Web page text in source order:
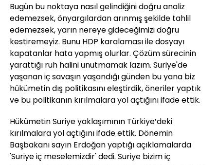
Bugün bu noktaya nasıl gelindiğini doğru analiz
edemezsek, önyargılardan arınmış şekilde tahlil
edemezsek, yarın nereye gideceğimizi doğru
kestiremeyiz. Bunu HDP karalaması ile dosyayı
kapatanlar hata yapmış olurlar. Çözüm sürecinin
yarattığı ruh halini unutmamak lazım. Suriye'de
yaşanan iç savaşın yaşandığı günden bu yana biz
hükümetin dış politikasını eleştirdik, öneriler yaptık
ve bu politikanın kırılmalara yol açtığını ifade ettik.
Hükümetin Suriye yaklaşımının Türkiye’deki
kırılmalara yol açtığını ifade ettik. Dönemin
Başbakanı sayın Erdoğan yaptığı açıklamalarda
'Suriye iç meselemizdir' dedi. Suriye bizim iç